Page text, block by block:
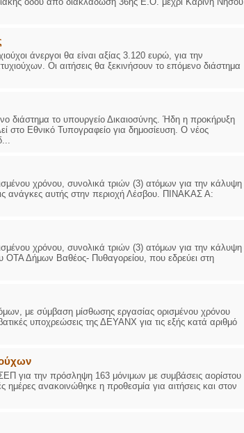
άνεργοι θα είναι αξίας 3.120 ευρώ, για την
Οι αιτήσεις θα ξεκινήσουν το επόμενο διάστημα
το υπουργείο Δικαιοσύνης. Ήδη η προκήρυξη
στο Εθνικό Τυπογραφείο για δημοσίευση. Ο νέος
χρόνου, συνολικά τριών (3) ατόμων για την κάλυψη
ανάγκες αυτής στην περιοχή Λέσβου. ΠΙΝΑΚΑΣ Α:
χρόνου, συνολικά τριών (3) ατόμων για την κάλυψη
Δήμων Βαθέος- Πυθαγορείου, που εδρεύει στη
με σύμβαση μίσθωσης εργασίας ορισμένου χρόνου
υποχρεώσεις της ΔΕΥΑΝΧ για τις εξής κατά αριθμό
για την πρόσληψη 163 μόνιμων με συμβάσεις αορίστου
ανακοινώθηκε η προθεσμία για αιτήσεις και στον